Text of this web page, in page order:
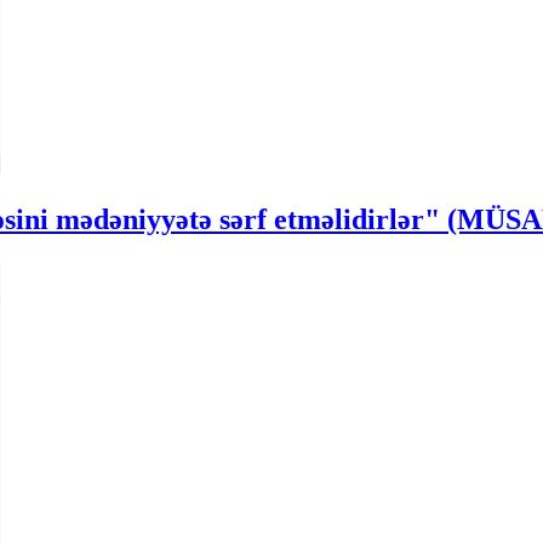
mədəniyyətə sərf etməlidirlər"